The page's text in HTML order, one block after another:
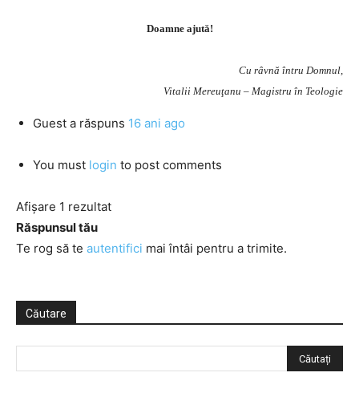
Doamne ajută!
Cu râvnă întru Domnul,
Vitalii Mereuţanu – Magistru în Teologie
Guest a răspuns 16 ani ago
You must login to post comments
Afișare 1 rezultat
Răspunsul tău
Te rog să te autentifici mai întâi pentru a trimite.
Căutare